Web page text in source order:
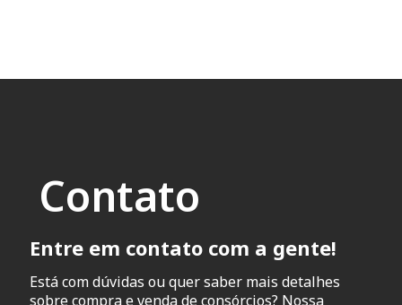
Contato
Entre em contato com a gente!
Está com dúvidas ou quer saber mais detalhes
sobre compra e venda de consórcios? Nossa